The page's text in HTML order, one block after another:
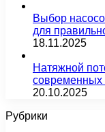
Выбор
для
18.11.2025
Натяжной
современных
20.10.2025
Рубрики